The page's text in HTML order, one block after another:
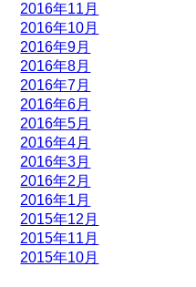
2016年11月
2016年10月
2016年9月
2016年8月
2016年7月
2016年6月
2016年5月
2016年4月
2016年3月
2016年2月
2016年1月
2015年12月
2015年11月
2015年10月